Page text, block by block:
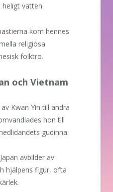
vatten.
kom hennes
religiösa
folktro.
och Vietnam
Kwan Yin till andra
hon till
gudinna.
avbilder av
hjälpens figur, ofta